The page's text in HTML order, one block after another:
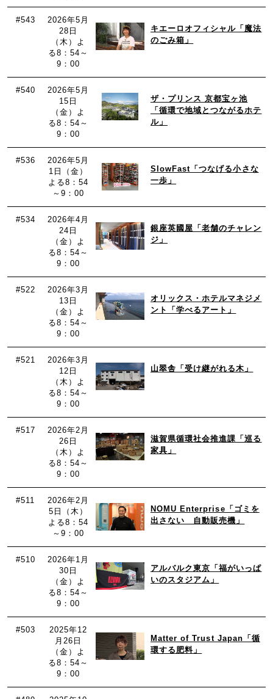
#543
2026年5月
28日
（木）よ
る8：54～
9：00
キエーロオフィシャル「魔法
のごみ箱」
#540
2026年5月
15日
（金）よ
る8：54～
9：00
ザ・プリンス 京都宝ヶ池
「循環で地域とつながるホテ
ル」
#536
2026年5月
1日（金）
よる8：54
～9：00
SlowFast「つなげる小さな
一歩」
#534
2026年4月
24日
（金）よ
る8：54～
9：00
銀座英國屋「老舗のチャレン
ジ」
#522
2026年3月
13日
（金）よ
る8：54～
9：00
オリックス・ホテルマネジメ
ント「学べるアート」
#521
2026年3月
12日
（木）よ
る8：54～
9：00
山翠舎「受け継がれる木」
#517
2026年2月
26日
（木）よ
る8：54～
9：00
滋賀県循環社会推進課「巡る
家具」
#511
2026年2月
5日（木）
よる8：54
～9：00
NOMU Enterprise「ゴミを
出さない 自動販売機」
#510
2026年1月
30日
（金）よ
る8：54～
9：00
アルバルク東京「福がいっぱ
いのスタジアム」
#503
2025年12
月26日
（金）よ
る8：54～
9：00
Matter of Trust Japan「循
環する肥料」